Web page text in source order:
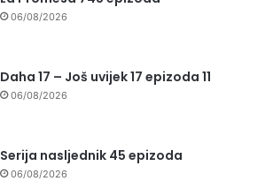
06/08/2026
Daha 17 – Još uvijek 17 epizoda 11
06/08/2026
Serija nasljednik 45 epizoda
06/08/2026